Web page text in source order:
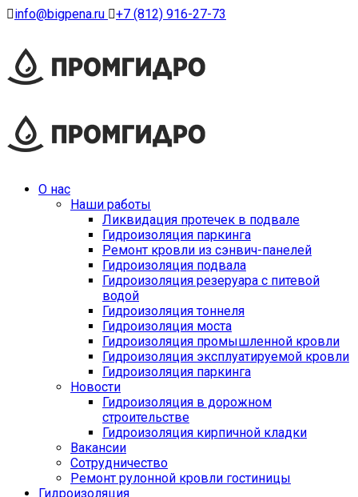
info@bigpena.ru +7 (812) 916-27-73
О нас
Наши работы
Ликвидация протечек в подвале
Гидроизоляция паркинга
Ремонт кровли из сэнвич-панелей
Гидроизоляция подвала
Гидроизоляция резеруара с питевой
водой
Гидроизоляция тоннеля
Гидроизоляция моста
Гидроизоляция промышленной кровли
Гидроизоляция эксплуатируемой кровли
Гидроизоляция паркинга
Новости
Гидроизоляция в дорожном
строительстве
Гидроизоляция кирпичной кладки
Вакансии
Сотрудничество
Ремонт рулонной кровли гостиницы
Гидроизоляция